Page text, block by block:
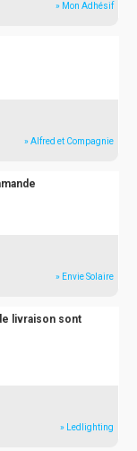
» Mon Adhésif
» Alfred et Compagnie
» Envie Solaire
livraison sont
» Ledlighting